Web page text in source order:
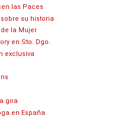
las Paces
su historia
la Mujer
en Sto. Dgo.
exclusiva
gira
en España